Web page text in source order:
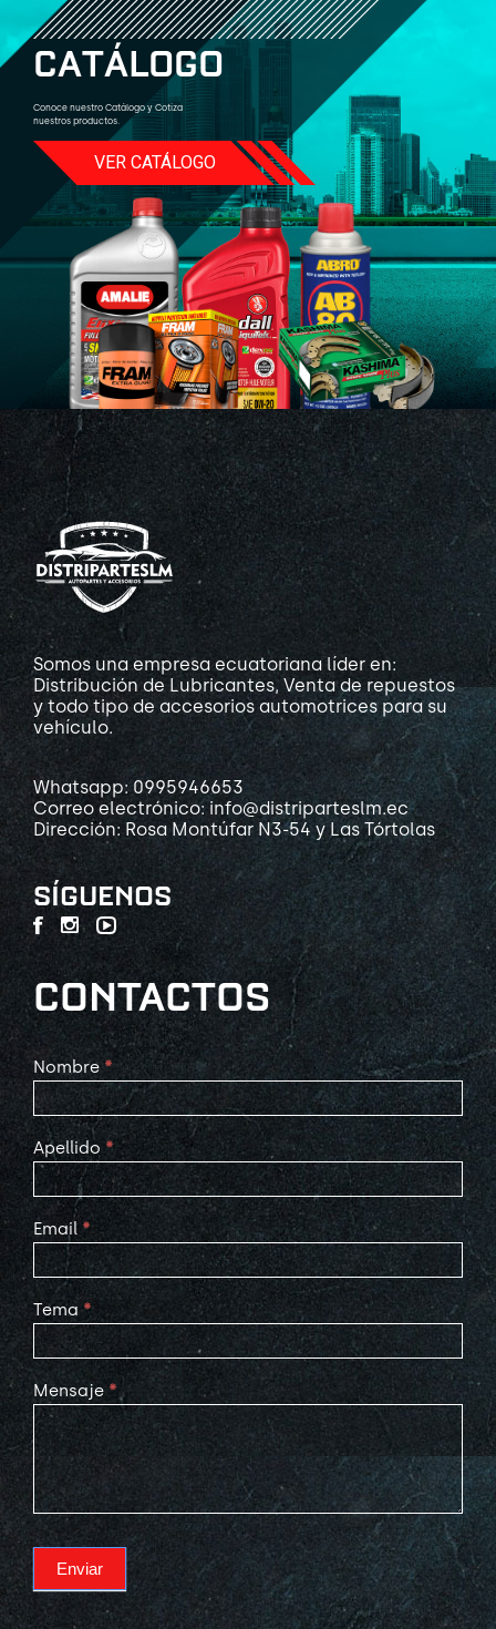
CATÁLOGO
Conoce nuestro Catálogo y Cotiza
nuestros productos.
VER CATÁLOGO
Somos una empresa ecuatoriana líder en:
Distribución de Lubricantes, Venta de repuestos
y todo tipo de accesorios automotrices para su
vehículo.
Whatsapp: 0995946653
Correo electrónico: info@distriparteslm.ec
Dirección: Rosa Montúfar N3-54 y Las Tórtolas
SÍGUENOS
CONTACTOS
Contact
Us
Nombre *
Apellido *
Email *
Tema *
Mensaje *
Enviar